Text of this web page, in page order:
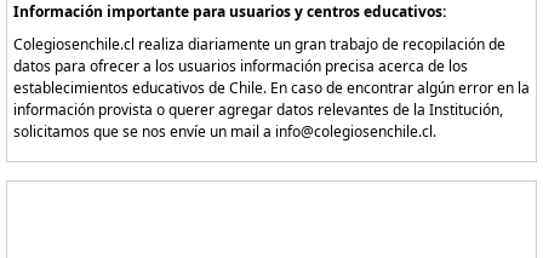
Información importante para usuarios y centros educativos:
Colegiosenchile.cl realiza diariamente un gran trabajo de recopilación de
datos para ofrecer a los usuarios información precisa acerca de los
establecimientos educativos de Chile. En caso de encontrar algún error en la
información provista o querer agregar datos relevantes de la Institución,
solicitamos que se nos envíe un mail a info@colegiosenchile.cl.